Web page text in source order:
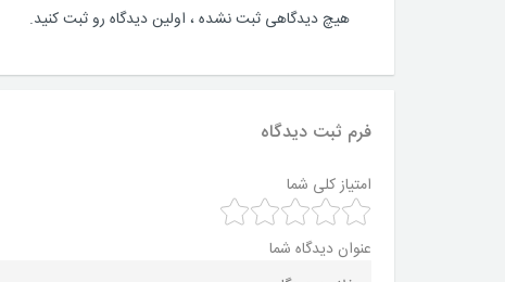
هیچ دیدگاهی ثبت نشده ، اولین دیدگاه رو ثبت کنید.
فرم ثبت دیدگاه
امتیاز کلی شما
عنوان دیدگاه شما